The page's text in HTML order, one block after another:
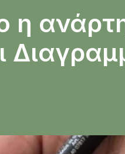
η